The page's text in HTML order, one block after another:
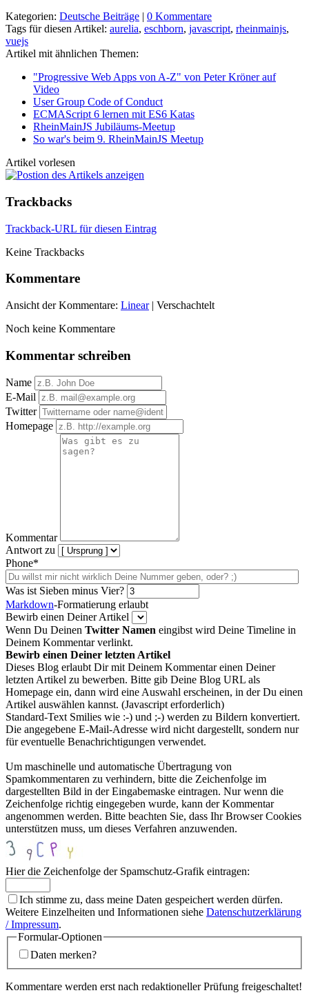
Kategorien: Deutsche Beiträge | 0 Kommentare
Tags für diesen Artikel: aurelia, eschborn, javascript, rheinmainjs,
vuejs
Artikel mit ähnlichen Themen:
"Progressive Web Apps von A-Z" von Peter Kröner auf
Video
User Group Code of Conduct
ECMAScript 6 lernen mit ES6 Katas
RheinMainJS Jubiläums-Meetup
So war's beim 9. RheinMainJS Meetup
Artikel vorlesen
Trackbacks
Trackback-URL für diesen Eintrag
Keine Trackbacks
Kommentare
Ansicht der Kommentare: Linear| Verschachtelt
Noch keine Kommentare
Kommentar schreiben
Name
E-Mail
Twitter
Homepage
Kommentar
Antwort zu
Phone*
Was ist Sieben minus Vier?
Markdown-Formatierung erlaubt
Bewirb einen Deiner Artikel
Wenn Du Deinen Twitter Namen eingibst wird Deine Timeline in
Deinem Kommentar verlinkt.
Bewirb einen Deiner letzten Artikel
Dieses Blog erlaubt Dir mit Deinem Kommentar einen Deiner
letzten Artikel zu bewerben. Bitte gib Deine Blog URL als
Homepage ein, dann wird eine Auswahl erscheinen, in der Du einen
Artikel auswählen kannst. (Javascript erforderlich)
Standard-Text Smilies wie :-) und ;-) werden zu Bildern konvertiert.
Die angegebene E-Mail-Adresse wird nicht dargestellt, sondern nur
für eventuelle Benachrichtigungen verwendet.
Um maschinelle und automatische Übertragung von
Spamkommentaren zu verhindern, bitte die Zeichenfolge im
dargestellten Bild in der Eingabemaske eintragen. Nur wenn die
Zeichenfolge richtig eingegeben wurde, kann der Kommentar
angenommen werden. Bitte beachten Sie, dass Ihr Browser Cookies
unterstützen muss, um dieses Verfahren anzuwenden.
Hier die Zeichenfolge der Spamschutz-Grafik eintragen:
Ich stimme zu, dass meine Daten gespeichert werden dürfen.
Weitere Einzelheiten und Informationen siehe Datenschutzerklärung
/ Impressum.
Formular-Optionen
Daten merken?
Kommentare werden erst nach redaktioneller Prüfung freigeschaltet!